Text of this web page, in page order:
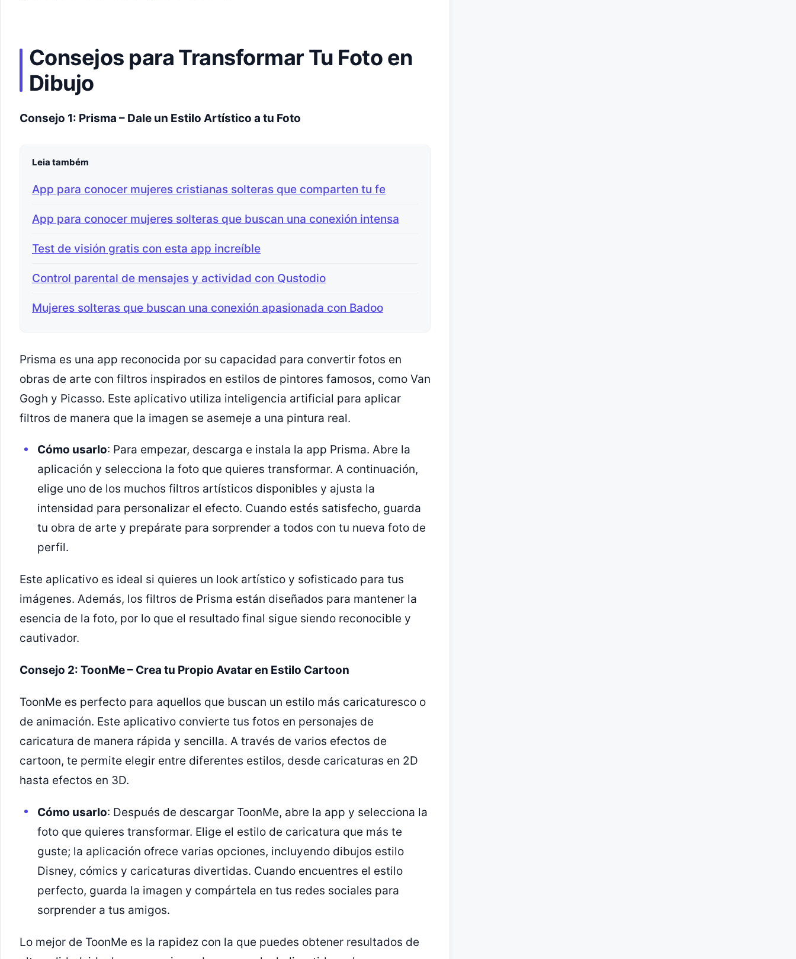
Consejos para Transformar Tu Foto en
Dibujo
Consejo 1: Prisma – Dale un Estilo Artístico a tu Foto
Leia também
App para conocer mujeres cristianas solteras que comparten tu fe
App para conocer mujeres solteras que buscan una conexión intensa
Test de visión gratis con esta app increíble
Control parental de mensajes y actividad con Qustodio
Mujeres solteras que buscan una conexión apasionada con Badoo
Prisma es una app reconocida por su capacidad para convertir fotos en
obras de arte con filtros inspirados en estilos de pintores famosos, como Van
Gogh y Picasso. Este aplicativo utiliza inteligencia artificial para aplicar
filtros de manera que la imagen se asemeje a una pintura real.
Cómo usarlo: Para empezar, descarga e instala la app Prisma. Abre la
aplicación y selecciona la foto que quieres transformar. A continuación,
elige uno de los muchos filtros artísticos disponibles y ajusta la
intensidad para personalizar el efecto. Cuando estés satisfecho, guarda
tu obra de arte y prepárate para sorprender a todos con tu nueva foto de
perfil.
Este aplicativo es ideal si quieres un look artístico y sofisticado para tus
imágenes. Además, los filtros de Prisma están diseñados para mantener la
esencia de la foto, por lo que el resultado final sigue siendo reconocible y
cautivador.
Consejo 2: ToonMe – Crea tu Propio Avatar en Estilo Cartoon
ToonMe es perfecto para aquellos que buscan un estilo más caricaturesco o
de animación. Este aplicativo convierte tus fotos en personajes de
caricatura de manera rápida y sencilla. A través de varios efectos de
cartoon, te permite elegir entre diferentes estilos, desde caricaturas en 2D
hasta efectos en 3D.
Cómo usarlo: Después de descargar ToonMe, abre la app y selecciona la
foto que quieres transformar. Elige el estilo de caricatura que más te
guste; la aplicación ofrece varias opciones, incluyendo dibujos estilo
Disney, cómics y caricaturas divertidas. Cuando encuentres el estilo
perfecto, guarda la imagen y compártela en tus redes sociales para
sorprender a tus amigos.
Lo mejor de ToonMe es la rapidez con la que puedes obtener resultados de